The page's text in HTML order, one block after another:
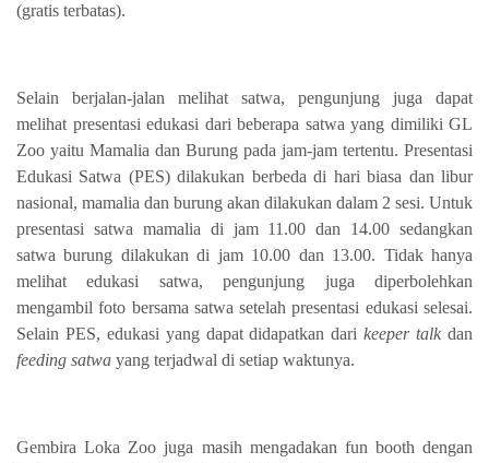
(gratis terbatas).
Selain berjalan-jalan melihat satwa, pengunjung juga dapat
melihat presentasi edukasi dari beberapa satwa yang dimiliki GL
Zoo yaitu Mamalia dan Burung pada jam-jam tertentu. Presentasi
Edukasi Satwa (PES) dilakukan berbeda di hari biasa dan libur
nasional, mamalia dan burung akan dilakukan dalam 2 sesi. Untuk
presentasi satwa mamalia di jam 11.00 dan 14.00 sedangkan
satwa burung dilakukan di jam 10.00 dan 13.00. Tidak hanya
melihat edukasi satwa, pengunjung juga diperbolehkan
mengambil foto bersama satwa setelah presentasi edukasi selesai.
Selain PES, edukasi yang dapat didapatkan darikeeper talkdan
feeding satwa yang terjadwal di setiap waktunya.
Gembira Loka Zoo juga masih mengadakan fun booth dengan